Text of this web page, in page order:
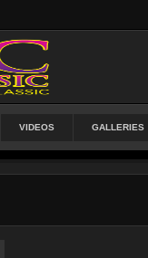
VIDEOS GALLERIES